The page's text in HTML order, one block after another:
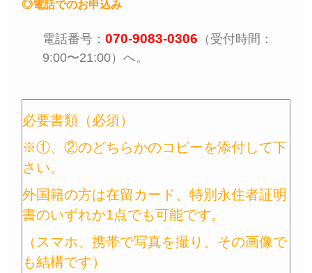
◎電話でのお申込み
電話番号： 070-9083-0306 （受付時間：
9:00〜21:00）へ。
必要書類（必須）
※①、②のどちらかのコピーを添付して下
さい。
外国籍の方は在留カード、特別永住者証明
書のいずれか1点でも可能です。
（スマホ、携帯で写真を撮り、その画像で
も結構です）